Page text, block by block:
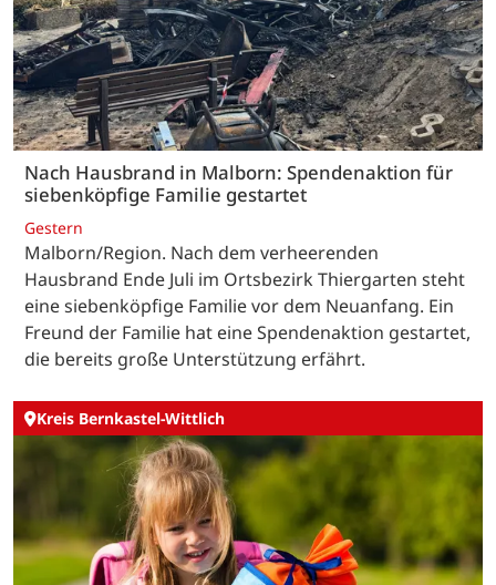
Nach Hausbrand in Malborn: Spendenaktion für
siebenköpfige Familie gestartet
Gestern
Malborn/Region. Nach dem verheerenden
Hausbrand Ende Juli im Ortsbezirk Thiergarten steht
eine siebenköpfige Familie vor dem Neuanfang. Ein
Freund der Familie hat eine Spendenaktion gestartet,
die bereits große Unterstützung erfährt.
Kreis Bernkastel-Wittlich